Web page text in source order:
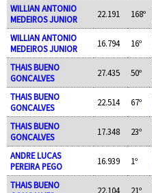
WILLIAN ANTONIO
MEDEIROS JUNIOR
22.191 168º
WILLIAN ANTONIO
MEDEIROS JUNIOR
16.794 16º
THAIS BUENO
GONCALVES
27.435 50º
THAIS BUENO
GONCALVES
22.514 67º
THAIS BUENO
GONCALVES
17.348 23º
ANDRE LUCAS
PEREIRA PEGO
16.939 1º
THAIS BUENO
22.104 21º